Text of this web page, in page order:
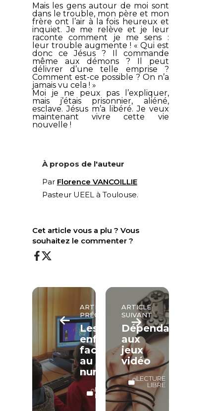
Mais les gens autour de moi sont
dans le trouble, mon père et mon
frère ont l’air à la fois heureux et
inquiet. Je me relève et je leur
raconte comment je me sens :
leur trouble augmente ! « Qui est
donc ce Jésus ? Il commande
même aux démons ? Il peut
délivrer d’une telle emprise ?
Comment est-ce possible ? On n’a
jamais vu cela ! »
Moi je ne peux pas l’expliquer,
mais j’étais prisonnier, aliéné,
esclave. Jésus m’a libéré. Je veux
maintenant vivre cette vie
nouvelle !
À propos de l'auteur
Par Florence VANCOILLIE
Pasteur UEEL à Toulouse.
Cet article vous a plu ? Vous
souhaitez le commenter ?
ARTICLE
PRÉCÉDENT
Les
enfants
face
au
numérique
LECTURE
LIBRE
ARTICLE
SUIVANT
Dépendant
aux
jeux
vidéo
LECTURE
LIBRE